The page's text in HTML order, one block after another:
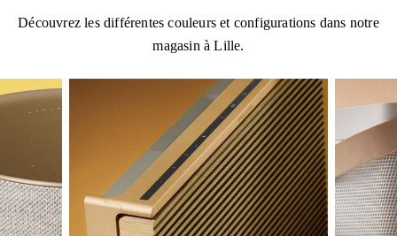
Découvrez les différentes couleurs et configurations dans notre
magasin à Lille.